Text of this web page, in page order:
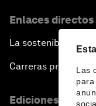
Las
Enlaces directos
La sostenibilidad en
Carreras
Ediciones en